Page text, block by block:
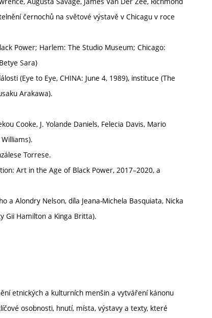
černochů na světové výstavě v Chicagu v roce
Power; Harlem: The Studio Museum; Chicago:
Sara)
(Eye to Eye, CHINA: June 4, 1989), instituce (The
Arakawa).
Cooke, J. Yolande Daniels, Felecia Davis, Mario
Torrese.
Art in the Age of Black Power, 2017–2020, a
a Alondry Nelson, díla Jeana-Michela Basquiata, Nicka
Gii Hamilton a Kinga Britta).
etnických a kulturních menšin a vytváření kánonu
osobnosti, hnutí, místa, výstavy a texty, které